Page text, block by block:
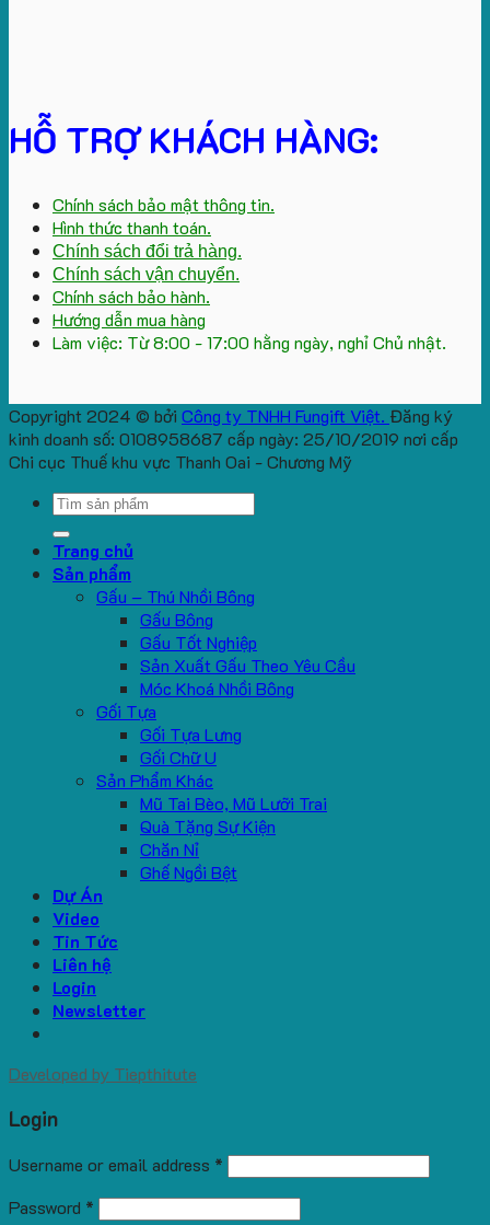
HỖ TRỢ KHÁCH HÀNG:
Chính sách bảo mật thông tin.
Hình thức thanh toán.
Chính sách đổi trả hàng.
Chính sách vận chuyển.
Chính sách bảo hành.
Hướng dẫn mua hàng
Làm việc: Từ 8:00 - 17:00 hằng ngày, nghỉ Chủ nhật.
Copyright 2024 © bởi Công ty TNHH Fungift Việt. Đăng ký
kinh doanh số: 0108958687 cấp ngày: 25/10/2019 nơi cấp
Chi cục Thuế khu vực Thanh Oai - Chương Mỹ
Search
for:
Trang chủ
Sản phẩm
Gấu – Thú Nhồi Bông
Gấu Bông
Gấu Tốt Nghiệp
Sản Xuất Gấu Theo Yêu Cầu
Móc Khoá Nhồi Bông
Gối Tựa
Gối Tựa Lưng
Gối Chữ U
Sản Phẩm Khác
Mũ Tai Bèo, Mũ Lưỡi Trai
Quà Tặng Sự Kiện
Chăn Nỉ
Ghế Ngồi Bệt
Dự Án
Video
Tin Tức
Liên hệ
Login
Newsletter
Developed by Tiepthitute
Login
Username or email address *
Password *